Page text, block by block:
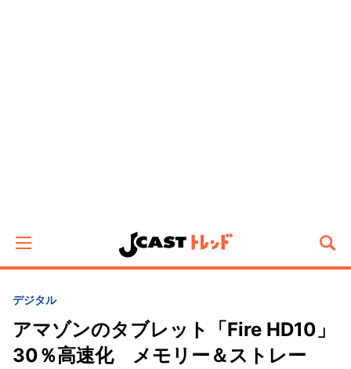
デジタル
アマゾンのタブレット「Fire HD10」
30％高速化 メモリー＆ストレー